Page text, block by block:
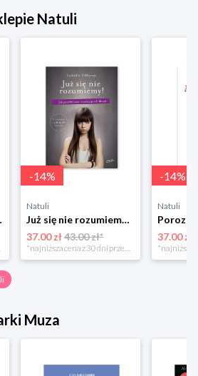
Natuli
rodzina
-14%
Natuli
Już się nie rozumiemy! Jak przeżyć czas trzaskających drzwi Esprit
37.00 zł 43.00 zł*
*najniższa cena z 30 dni przed obniżką
-14%
Natuli
37.00 zł
Muza